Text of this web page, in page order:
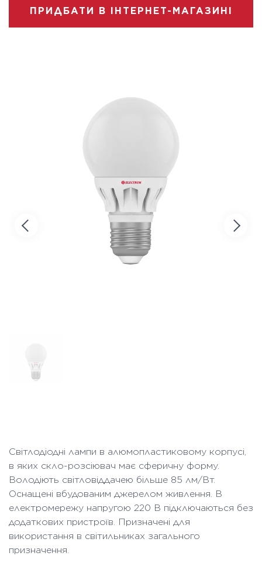
ПРИДБАТИ В ІНТЕРНЕТ-МАГАЗИНІ
Світлодіодні лампи в алюмопластиковому корпусі,
в яких скло-розсіювач має сферичну форму.
Володіють світловіддачею більше 85 лм/Вт.
Оснащені вбудованим джерелом живлення. В
електромережу напругою 220 В підключаються без
додаткових пристроїв. Призначені для
використання в світильниках загального
призначення.